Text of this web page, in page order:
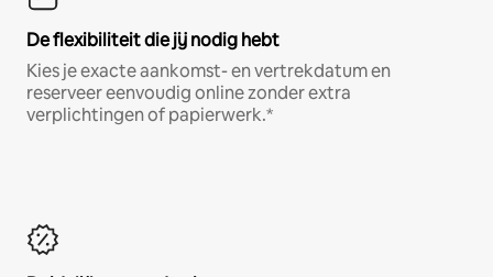
De flexibiliteit die jij nodig hebt
Kies je exacte aankomst- en vertrekdatum en
reserveer eenvoudig online zonder extra
verplichtingen of papierwerk.*